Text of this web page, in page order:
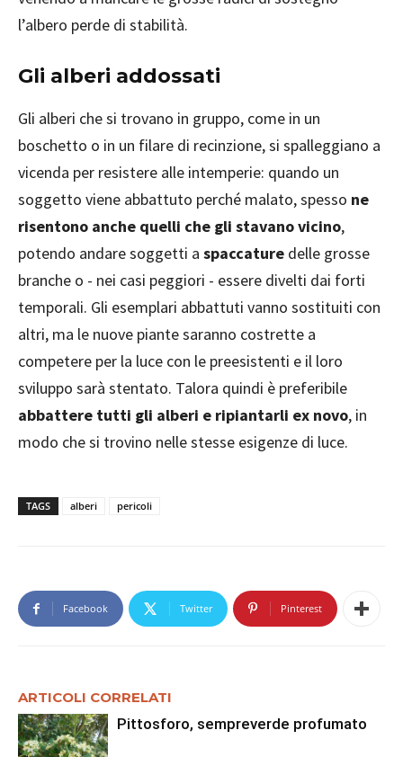
l’albero perde di stabilità.
Gli alberi addossati
Gli alberi che si trovano in gruppo, come in un
boschetto o in un filare di recinzione, si spalleggiano a
vicenda per resistere alle intemperie: quando un
soggetto viene abbattuto perché malato, spesso ne
risentono anche quelli che gli stavano vicino,
potendo andare soggetti a spaccature delle grosse
branche o - nei casi peggiori - essere divelti dai forti
temporali. Gli esemplari abbattuti vanno sostituiti con
altri, ma le nuove piante saranno costrette a
competere per la luce con le preesistenti e il loro
sviluppo sarà stentato. Talora quindi è preferibile
abbattere tutti gli alberi e ripiantarli ex novo, in
modo che si trovino nelle stesse esigenze di luce.
TAGS alberi pericoli
Facebook Twitter Pinterest
ARTICOLI CORRELATI
Pittosforo, sempreverde profumato